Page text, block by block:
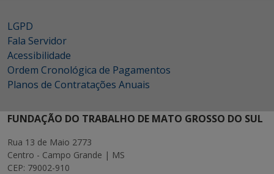
LGPD
Fala Servidor
Acessibilidade
Ordem Cronológica de Pagamentos
Planos de Contratações Anuais
FUNDAÇÃO DO TRABALHO DE MATO GROSSO DO SUL
Rua 13 de Maio 2773
Centro - Campo Grande | MS
CEP: 79002-910